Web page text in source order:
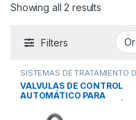
ACCESORIOS (0)
BEBEDEROS(0)
Showing all 2 results
Filters
SISTEMAS DE TRATAMIENTO
AGUA,VALVULAS
E INDUSTRIALES,VALVULAS Y
CONTROLES
VÁLVULAS DE CONTROL
AUTOMÁTICO PARA
SERIE CUORE-P Y CUORE-T